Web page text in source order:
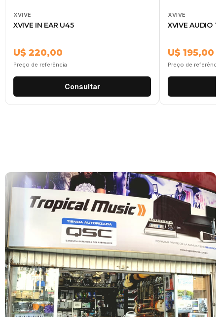
XVIVE
XVIVE IN EAR U45
U$ 220,00
Preço de referência
Consultar
XVIVE
XVIVE AUDIO
U$ 195,00
Preço de referência